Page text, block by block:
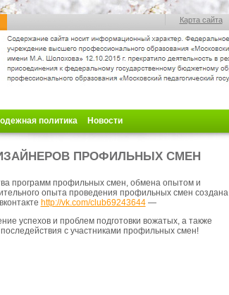
Карта сайта
политика Новости
ПРОФИЛЬНЫХ СМЕН
программ профильных смен, обмена опытом и
опыта проведения профильных смен создана
http://vk.com/club69243644—
успехов и проблем подготовки вожатых, а также
с участниками профильных смен!